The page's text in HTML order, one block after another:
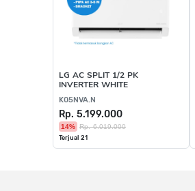
LG AC SPLIT 1/2 PK
INVERTER WHITE
K05NVA.N
Rp. 5.199.000
14% Rp. 6.019.000
Terjual 21